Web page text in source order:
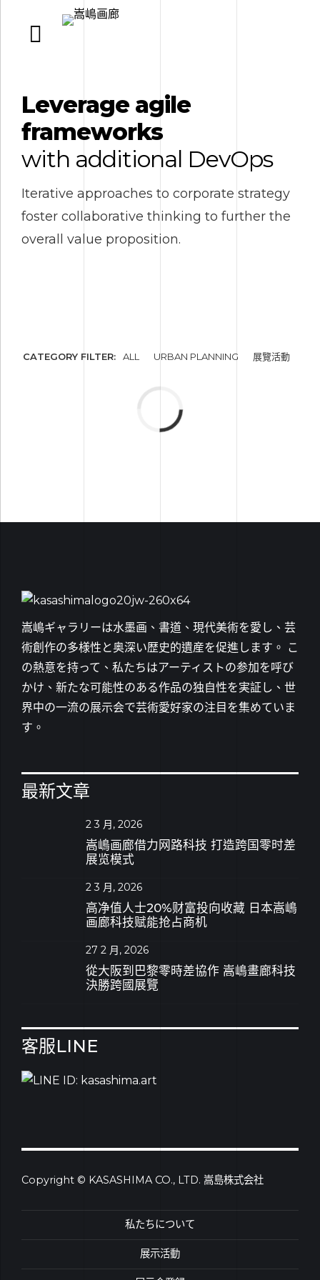
Leverage agile
frameworks
with additional DevOps
Iterative approaches to corporate strategy
foster collaborative thinking to further the
overall value proposition.
CATEGORY FILTER: ALL URBAN PLANNING 展覽活動
嵩嶋ギャラリーは水墨画、書道、現代美術を愛し、芸
術創作の多様性と奥深い歴史的遺産を促進します。 こ
の熱意を持って、私たちはアーティストの参加を呼び
かけ、新たな可能性のある作品の独自性を実証し、世
界中の一流の展示会で芸術愛好家の注目を集めていま
す。
最新文章
2 3 月, 2026
嵩嶋画廊借力网路科技 打造跨国零时差
展览模式
2 3 月, 2026
高净值人士20%财富投向收藏 日本嵩嶋
画廊科技赋能抢占商机
27 2 月, 2026
從大阪到巴黎零時差協作 嵩嶋畫廊科技
決勝跨國展覽
客服LINE
Copyright © KASASHIMA CO., LTD. 嵩島株式会社
私たちについて
展示活動